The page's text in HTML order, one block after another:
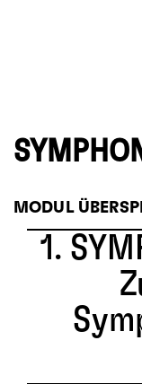
MODUL
1.